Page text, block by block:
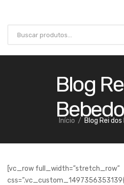
Blog
Início Blog Rei
[vc_row full_width=”stretch_row”